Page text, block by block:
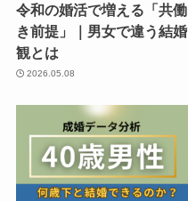
令和の婚活で増える「共働
き前提」｜男女で違う結婚
観とは
2026.05.08